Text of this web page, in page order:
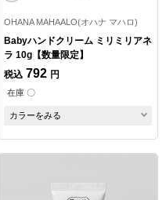
OHANA MAHAALO(オハナ マハロ)
Babyハンドクリーム ミリミリアネ
ラ 10g【数量限定】
税込 792 円
在庫 〇
カラーをみる